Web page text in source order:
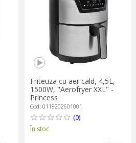
Friteuza cu aer cald, 4,5L,
1500W, "Aerofryer XXL" -
Princess
Cod: 0118202601001
(0)
În stoc